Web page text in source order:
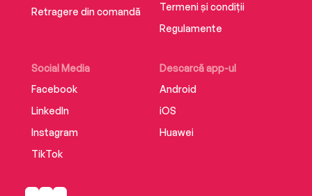
Retragere din comandă
Social Media
Facebook
LinkedIn
Instagram
TikTok
Descarcă app-ul
Android
iOS
Huawei
Termeni și condiții
Regulamente